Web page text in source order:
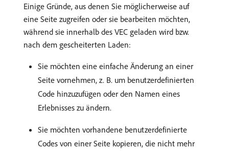
Einige Gründe, aus denen Sie möglicherweise auf
eine Seite zugreifen oder sie bearbeiten möchten,
während sie innerhalb des VEC geladen wird bzw.
nach dem gescheiterten Laden:
Sie möchten eine einfache Änderung an einer
Seite vornehmen, z. B. um benutzerdefinierten
Code hinzuzufügen oder den Namen eines
Erlebnisses zu ändern.
Sie möchten vorhandene benutzerdefinierte
Codes von einer Seite kopieren, die nicht mehr